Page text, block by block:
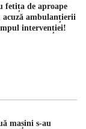
fetița de aproape
ambulanțierii
intervenției!
mașini s-au